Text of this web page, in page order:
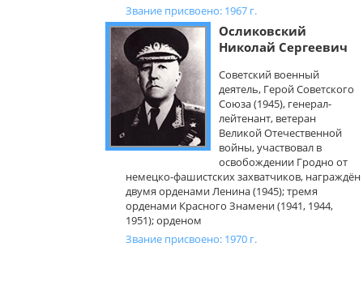
Звание присвоено: 1967 г.
Осликовский
Николай Сергеевич
Советский военный
деятель, Герой Советского
Союза (1945), генерал-
лейтенант, ветеран
Великой Отечественной
войны, участвовал в
освобождении Гродно от
немецко-фашистских захватчиков, награждён
двумя орденами Ленина (1945); тремя
орденами Красного Знамени (1941, 1944,
1951); орденом
Звание присвоено: 1970 г.